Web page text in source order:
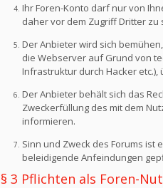
Ihr Foren-Konto darf nur von
daher vor dem Zugriff Dritter
Der Anbieter wird sich
die Webserver auf Grund von
Infrastruktur durch Hacker
Der Anbieter behält sich das
Zweckerfüllung des mit dem
informieren.
Sinn und Zweck des Forums
beleidigende Anfeindungen
§ 3 Pflichten als Foren-